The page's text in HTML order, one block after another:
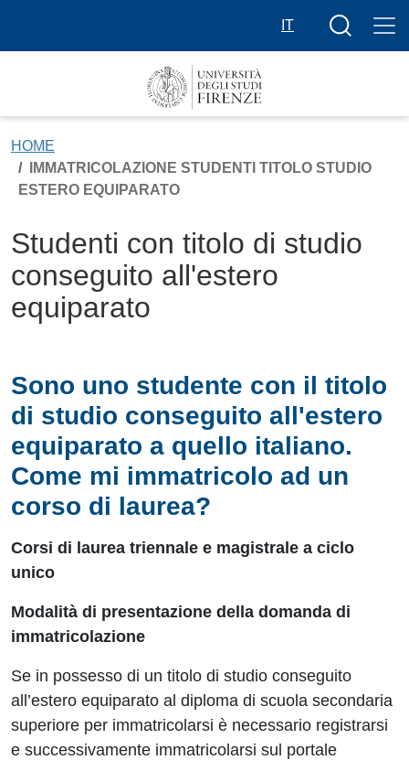
IT
Search
HOME
IMMATRICOLAZIONE STUDENTI TITOLO STUDIO
ESTERO EQUIPARATO
Studenti con titolo di studio
conseguito all'estero
equiparato
Sono uno studente con il titolo
di studio conseguito all'estero
equiparato a quello italiano.
Come mi immatricolo ad un
corso di laurea?
Corsi di laurea triennale e magistrale a ciclo
unico
Modalità di presentazione della domanda di
immatricolazione
Se in possesso di un titolo di studio conseguito
all’estero equiparato al diploma di scuola secondaria
superiore per immatricolarsi è necessario registrarsi
e successivamente immatricolarsi sul portale